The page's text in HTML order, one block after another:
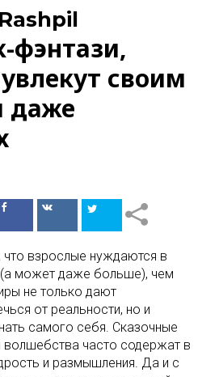
Rashpil
фэнтази,
своим
даже
ПоделитьсяПоделиться
что взрослые нуждаются в
может даже больше), чем
не только дают
от реальности, но и
самого себя. Сказочные
волшебства часто содержат в
и размышления. Да и с